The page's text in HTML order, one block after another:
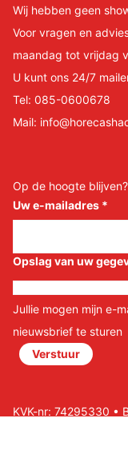
Wij hebben geen
Voor vragen en
maandag tot vrijdag
U kunt ons 24/7
Tel: 085-0600678
Mail:
Op de hoogte blijven?
Uw e-mailadres *
Opslag van uw
Jullie mogen mijn e-
nieuwsbrief te sturen
Verstuur
KVK-nr: 74295330 •